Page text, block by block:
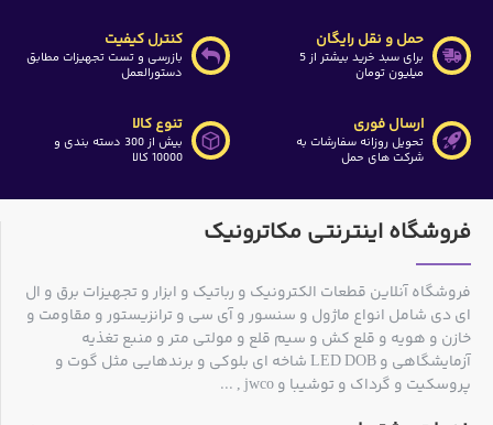
حمل و نقل رایگان
برای سبد خرید بیشتر از 5
میلیون تومان
کنترل کیفیت
بازرسی و تست تجهیزات مطابق
دستورالعمل
ارسال فوری
تحویل روزانه سفارشات به
شرکت های حمل
تنوع کالا
بیش از 300 دسته بندی و
10000 کالا
فروشگاه اینترنتی مکاترونیک
فروشگاه آنلاین قطعات الکترونیک و رباتیک و ابزار و تجهیزات برق و ال
ای دی شامل انواع ماژول و سنسور و آی سی و ترانزیستور و مقاومت و
خازن و هویه و قلع کش و سیم قلع و مولتی متر و منبع تغذیه
آزمایشگاهی و LED DOB شاخه ای بلوکی و برندهایی مثل گوت و
پروسکیت و گرداک و توشیبا و jwco , ...